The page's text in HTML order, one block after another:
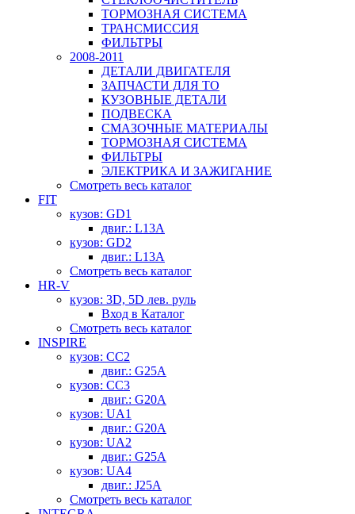
ТОРМОЗНАЯ СИСТЕМА
ТРАНСМИССИЯ
ФИЛЬТРЫ
2008-2011
ДЕТАЛИ ДВИГАТЕЛЯ
ЗАПЧАСТИ ДЛЯ ТО
КУЗОВНЫЕ ДЕТАЛИ
ПОДВЕСКА
СМАЗОЧНЫЕ МАТЕРИАЛЫ
ТОРМОЗНАЯ СИСТЕМА
ФИЛЬТРЫ
ЭЛЕКТРИКА И ЗАЖИГАНИЕ
Смотреть весь каталог
FIT
кузов: GD1
двиг.: L13A
кузов: GD2
двиг.: L13A
Смотреть весь каталог
HR-V
кузов: 3D, 5D лев. руль
Вход в Каталог
Смотреть весь каталог
INSPIRE
кузов: CC2
двиг.: G25A
кузов: CC3
двиг.: G20A
кузов: UA1
двиг.: G20A
кузов: UA2
двиг.: G25A
кузов: UA4
двиг.: J25A
Смотреть весь каталог